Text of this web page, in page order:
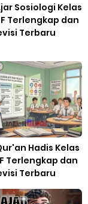
Sosiologi Kelas
F Terlengkap dan
Terbaru
Hadis Kelas
F Terlengkap dan
Terbaru